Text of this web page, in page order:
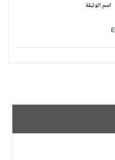
اسم الوثيقة